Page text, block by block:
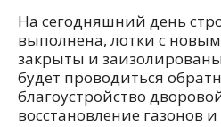
На сегодняшний день
выполнена, лотки с
закрыты и
будет проводиться
благоустройство
восстановление газонов